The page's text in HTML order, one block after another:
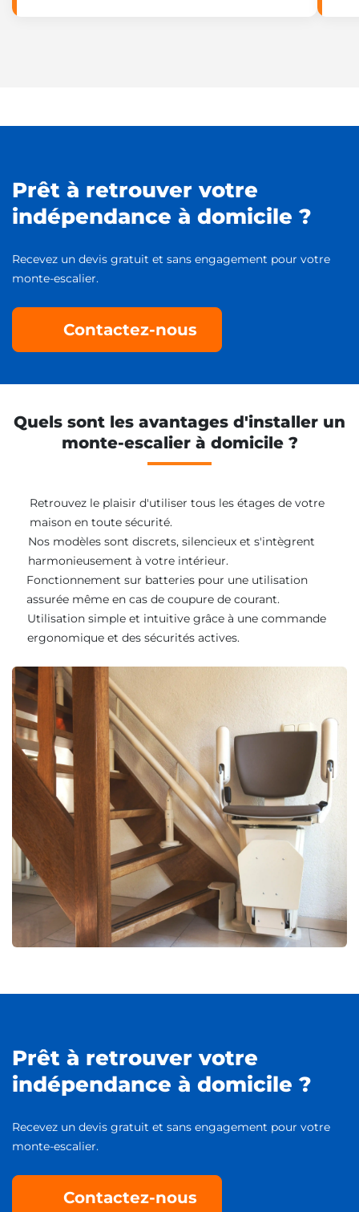
Prêt à retrouver votre
indépendance à domicile ?
Recevez un devis gratuit et sans engagement pour votre
monte-escalier.
Contactez-nous
Quels sont les avantages d'installer un
monte-escalier à domicile ?
Retrouvez le plaisir d'utiliser tous les étages de votre
maison en toute sécurité.
Nos modèles sont discrets, silencieux et s'intègrent
harmonieusement à votre intérieur.
Fonctionnement sur batteries pour une utilisation
assurée même en cas de coupure de courant.
Utilisation simple et intuitive grâce à une commande
ergonomique et des sécurités actives.
Prêt à retrouver votre
indépendance à domicile ?
Recevez un devis gratuit et sans engagement pour votre
monte-escalier.
Contactez-nous